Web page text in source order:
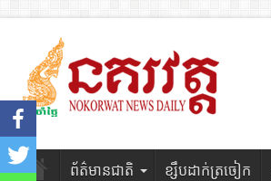
ព័ត៌មានជាតិ ខ្សឹបដាក់ត្រចៀក